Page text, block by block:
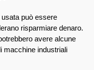
può essere
risparmiare denaro.
avere alcune
macchine industriali